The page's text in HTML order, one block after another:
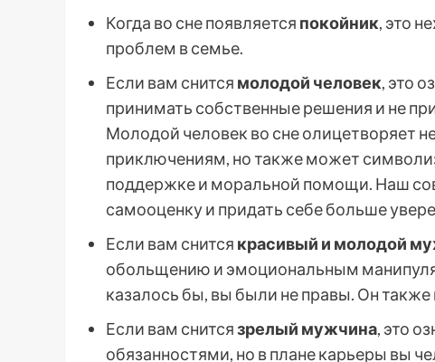
Когда во сне появляется покойник, это
проблем в семье.
Если вам снится молодой человек, это
принимать собственные решения и не
Молодой человек во сне олицетворяет
приключениям, но также может
поддержке и моральной помощи. Наш
самооценку и придать себе больше
Если вам снится красивый и молодой
обольщению и эмоциональным
казалось бы, вы были не правы. Он
Если вам снитсязрелый мужчина, это
обязанностями, но в плане карьеры вы